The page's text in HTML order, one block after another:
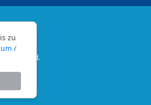
Reserved.
zu
/